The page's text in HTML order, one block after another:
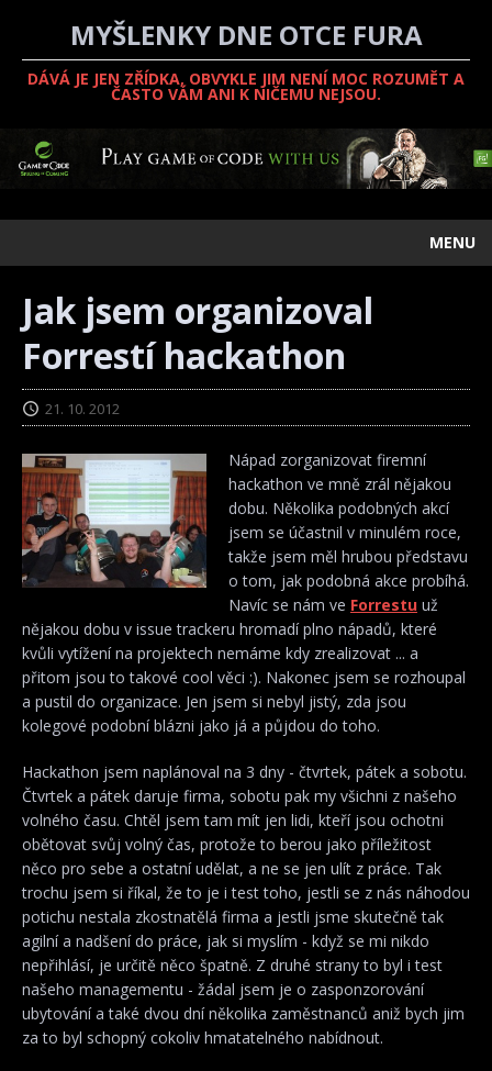
MYŠLENKY DNE OTCE FURA
DÁVÁ JE JEN ZŘÍDKA, OBVYKLE JIM NENÍ MOC ROZUMĚT A
ČASTO VÁM ANI K NIČEMU NEJSOU.
MENU
Jak jsem organizoval
Forrestí hackathon
21. 10. 2012
Nápad zorganizovat firemní
hackathon ve mně zrál nějakou
dobu. Několika podobných akcí
jsem se účastnil v minulém roce,
takže jsem měl hrubou představu
o tom, jak podobná akce probíhá.
Navíc se nám ve Forrestu už
nějakou dobu v issue trackeru hromadí plno nápadů, které
kvůli vytížení na projektech nemáme kdy zrealizovat ... a
přitom jsou to takové cool věci :). Nakonec jsem se rozhoupal
a pustil do organizace. Jen jsem si nebyl jistý, zda jsou
kolegové podobní blázni jako já a půjdou do toho.
Hackathon jsem naplánoval na 3 dny - čtvrtek, pátek a sobotu.
Čtvrtek a pátek daruje firma, sobotu pak my všichni z našeho
volného času. Chtěl jsem tam mít jen lidi, kteří jsou ochotni
obětovat svůj volný čas, protože to berou jako příležitost
něco pro sebe a ostatní udělat, a ne se jen ulít z práce. Tak
trochu jsem si říkal, že to je i test toho, jestli se z nás náhodou
potichu nestala zkostnatělá firma a jestli jsme skutečně tak
agilní a nadšení do práce, jak si myslím - když se mi nikdo
nepřihlásí, je určitě něco špatně. Z druhé strany to byl i test
našeho managementu - žádal jsem je o zasponzorování
ubytování a také dvou dní několika zaměstnanců aniž bych jim
za to byl schopný cokoliv hmatatelného nabídnout.